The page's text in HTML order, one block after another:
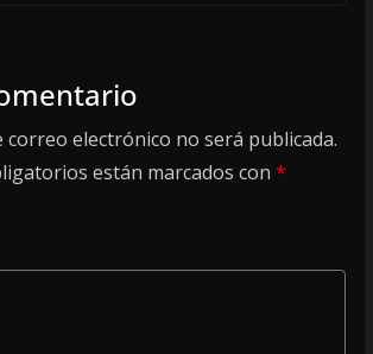
correo electrónico no será publicada.
están marcados con *